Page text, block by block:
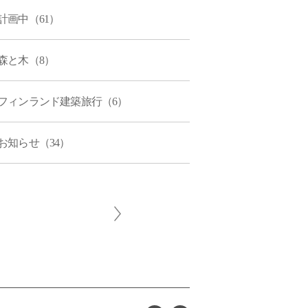
画中（61）
と木（8）
ィンランド建築旅行（6）
知らせ（34）